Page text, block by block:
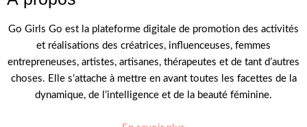
Go Girls Go est la plateforme digitale de promotion des activités
et réalisations des créatrices, influenceuses, femmes
entrepreneuses, artistes, artisanes, thérapeutes et de tant d’autres
choses. Elle s’attache à mettre en avant toutes les facettes de la
dynamique, de l’intelligence et de la beauté féminine.